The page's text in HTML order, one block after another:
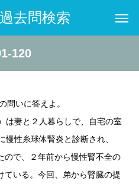
去問検索
120
問いに答えよ。
は妻と２人暮らしで、自宅の室
性糸球体腎炎と診断され、
ので、２年前から慢性腎不全の
ている。今回、弟から腎臓の提